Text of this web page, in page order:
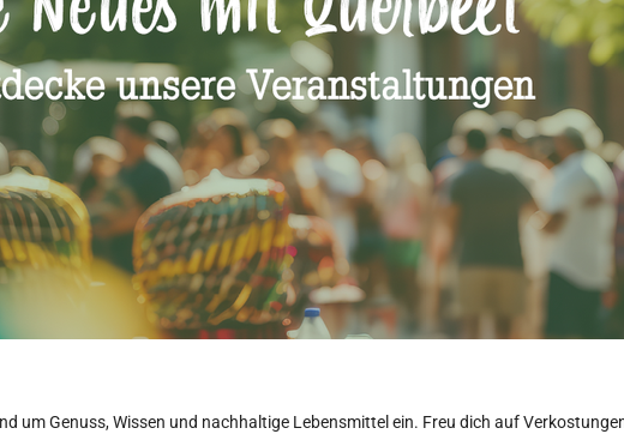
um Genuss, Wissen und nachhaltige Lebensmittel ein. Freu dich auf